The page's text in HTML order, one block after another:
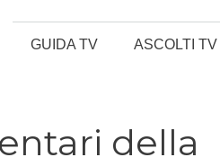
GUIDA TV ASCOLTI TV
della